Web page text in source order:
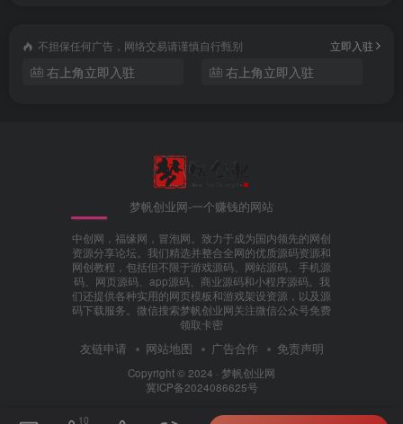
不担保任何广告，网络交易请谨慎自行甄别 立即入驻
右上角立即入驻 右上角立即入驻
梦帆创业网-一个赚钱的网站
中创网，福缘网，冒泡网。致力于成为国内领先的网创
资源分享论坛。我们精选并整合全网的优质源码资源和
网创教程，包括但不限于游戏源码、网站源码、手机源
码、网页源码、app源码、商业源码和小程序源码。我
们还提供各种实用的网页模板和游戏架设资源，以及源
码下载服务。微信搜索梦帆创业网关注微信公众号免费
领取卡密
友链申请 网站地图 广告合作 免责声明
Copyright © 2024 · 梦帆创业网
冀ICP备2024086625号
10